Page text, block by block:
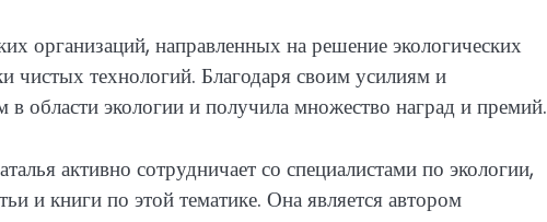
организаций, направленных на решение экологических
чистых технологий. Благодаря своим усилиям и
в области экологии и получила множество наград и премий.
активно сотрудничает со специалистами по экологии,
и книги по этой тематике. Она является автором